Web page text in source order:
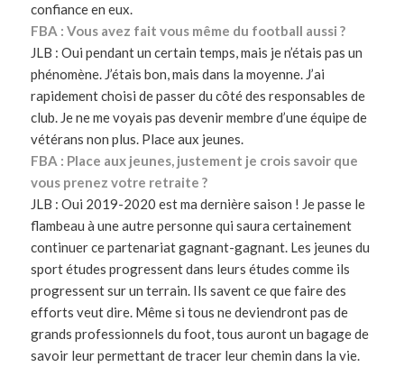
confiance en eux.
FBA : Vous avez fait vous même du football aussi ?
JLB : Oui pendant un certain temps, mais je n’étais pas un
phénomène. J’étais bon, mais dans la moyenne. J’ai
rapidement choisi de passer du côté des responsables de
club. Je ne me voyais pas devenir membre d’une équipe de
vétérans non plus. Place aux jeunes.
FBA : Place aux jeunes, justement je crois savoir que
vous prenez votre retraite ?
JLB : Oui 2019-2020 est ma dernière saison ! Je passe le
flambeau à une autre personne qui saura certainement
continuer ce partenariat gagnant-gagnant. Les jeunes du
sport études progressent dans leurs études comme ils
progressent sur un terrain. Ils savent ce que faire des
efforts veut dire. Même si tous ne deviendront pas de
grands professionnels du foot, tous auront un bagage de
savoir leur permettant de tracer leur chemin dans la vie.